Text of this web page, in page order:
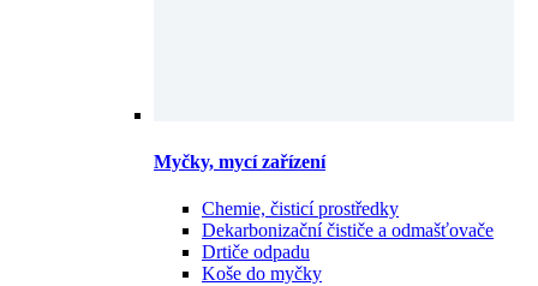
Myčky, mycí zařízení
Chemie, čisticí prostředky
Dekarbonizační čističe a odmašťovače
Drtiče odpadu
Koše do myčky